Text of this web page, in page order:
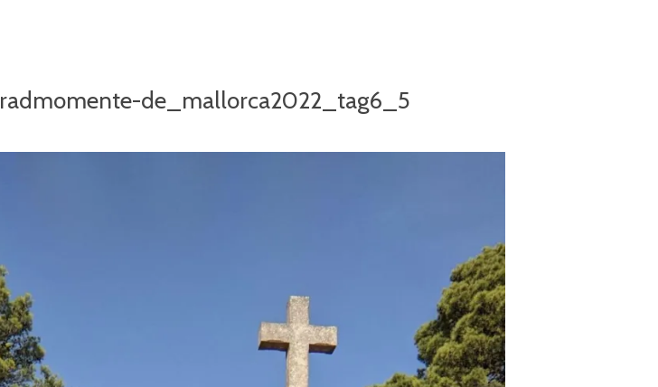
radmomente-de_mallorca2022_tag6_5